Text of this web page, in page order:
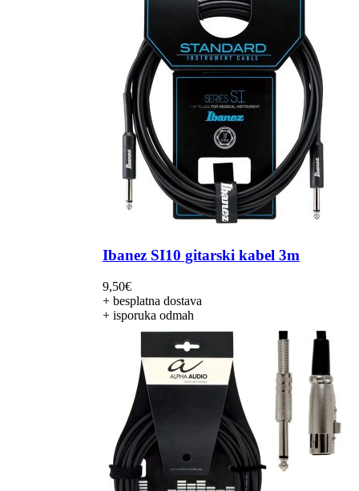
Ibanez SI10 gitarski kabel 3m
9,50€
+ besplatna dostava
+ isporuka odmah